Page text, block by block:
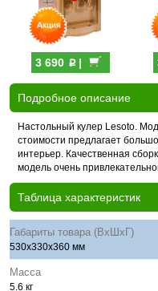
3 690 p|
Подробное описание
Настольный кулер Lesoto.
стоимости предлагает
интерьер. Качественная
модель очень
Таблица характеристик
Габариты товара (ВхШхГ)
530х330х360 мм
Масса
5.6 кг